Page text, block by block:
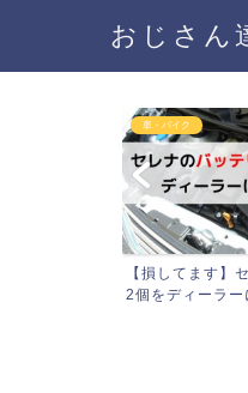
おじさん
旅行・観光・行楽
東京都内で初心
堀スポット11選